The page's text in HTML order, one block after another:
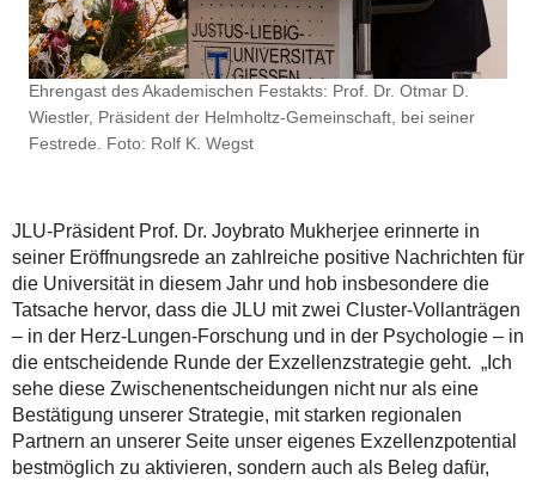
Ehrengast des Akademischen Festakts: Prof. Dr. Otmar D.
Wiestler, Präsident der Helmholtz-Gemeinschaft, bei seiner
Festrede. Foto: Rolf K. Wegst
JLU-Präsident Prof. Dr. Joybrato Mukherjee erinnerte in
seiner Eröffnungsrede an zahlreiche positive Nachrichten für
die Universität in diesem Jahr und hob insbesondere die
Tatsache hervor, dass die JLU mit zwei Cluster-Vollanträgen
– in der Herz-Lungen-Forschung und in der Psychologie – in
die entscheidende Runde der Exzellenzstrategie geht. „Ich
sehe diese Zwischenentscheidungen nicht nur als eine
Bestätigung unserer Strategie, mit starken regionalen
Partnern an unserer Seite unser eigenes Exzellenzpotential
bestmöglich zu aktivieren, sondern auch als Beleg dafür,